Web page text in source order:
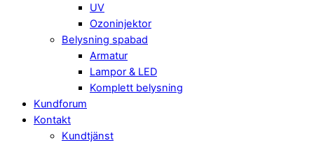
UV
Ozoninjektor
Belysning spabad
Armatur
Lampor & LED
Komplett belysning
Kundforum
Kontakt
Kundtjänst